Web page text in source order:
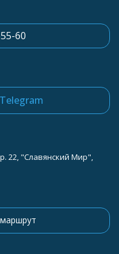
60
22, "Славянский Мир",